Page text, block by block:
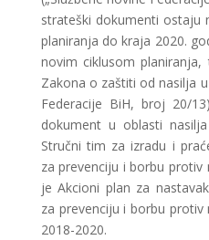
strateški dokumenti ostaju
planiranja do kraja 2020.
novim ciklusom
Zakona o zaštiti od nasilja
Federacije BiH, broj 20/
dokument u oblasti
Stručni tim za izradu i
za prevenciju i borbu
je Akcioni plan za
za prevenciju i borbu
2018-2020.